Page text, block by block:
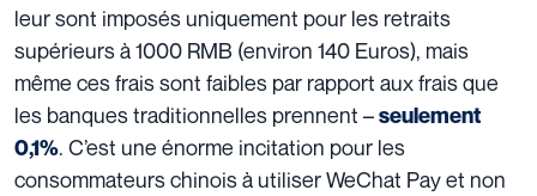
leur sont imposés uniquement pour les retraits
supérieurs à 1000 RMB (environ 140 Euros), mais
même ces frais sont faibles par rapport aux frais que
les banques traditionnelles prennent –seulement
0,1%. C’est une énorme incitation pour les
consommateurs chinois à utiliser WeChat Pay et non